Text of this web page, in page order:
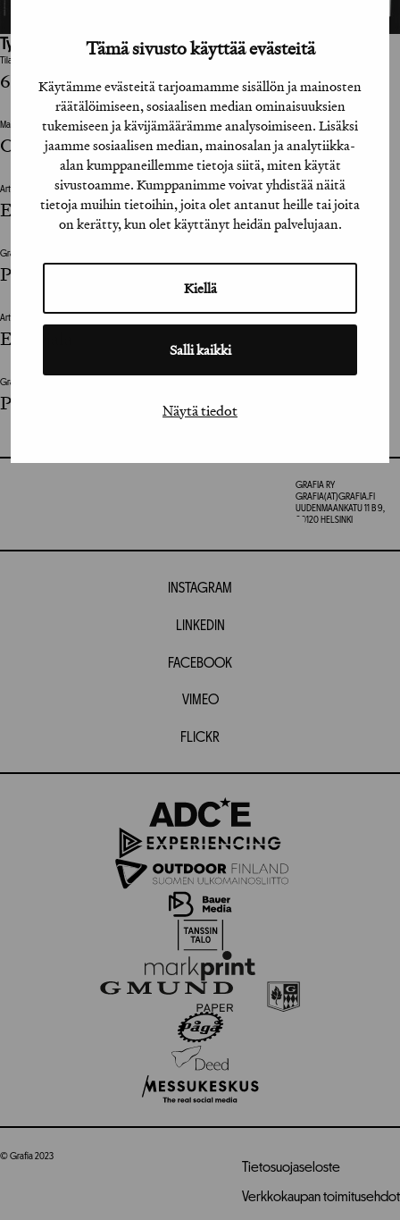
Tämä sivusto käyttää evästeitä
Käytämme evästeitä tarjoamamme sisällön ja mainosten
räätälöimiseen, sosiaalisen median ominaisuuksien
tukemiseen ja kävijämäärämme analysoimiseen. Lisäksi
jaamme sosiaalisen median, mainosalan ja analytiikka-
alan kumppaneillemme tietoja siitä, miten käytät
sivustoamme. Kumppanimme voivat yhdistää näitä
tietoja muihin tietoihin, joita olet antanut heille tai joita
on kerätty, kun olet käyttänyt heidän palvelujaan.
Kiellä
Salli kaikki
Näytä tiedot
Työhön osallistuneet henkilöt / tahot:
Tilaaja
6G-ryhmä
Mainostoimisto
Orio Design / Esa Ojala
Art Director
Esa Ojala
Graafinen viimeistelijä / Graphic Design Assistant
Pentti Järvinen
Art Director
Esa Ojala
Graafinen viimeistelijä / Graphic Design Assistant
Pentti Järvinen
GRAFIA RY
GRAFIA(AT)GRAFIA.FI
UUDENMAANKATU 11 B 9,
00120 HELSINKI
INSTAGRAM
LINKEDIN
FACEBOOK
VIMEO
FLICKR
© Grafia 2023
Tietosuojaseloste
Verkkokaupan toimitusehdot